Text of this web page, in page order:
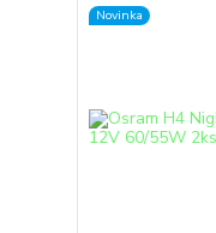
Novinka